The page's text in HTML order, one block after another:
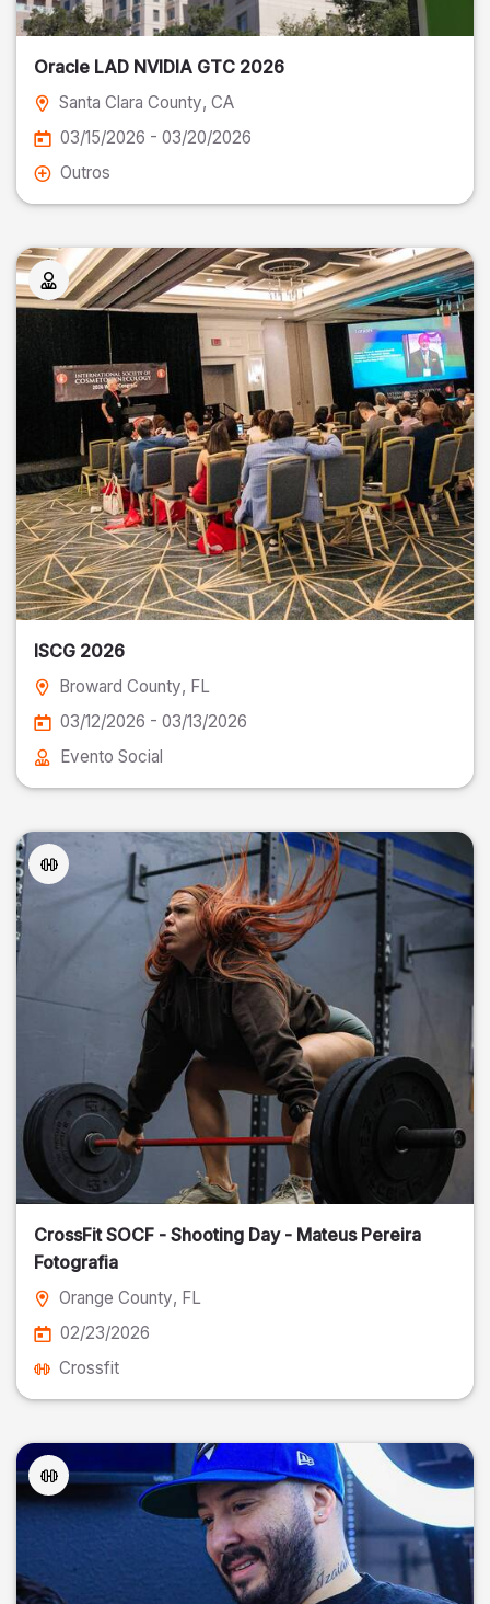
Oracle LAD NVIDIA GTC 2026
Santa Clara County, CA
03/15/2026 - 03/20/2026
Outros
ISCG 2026
Broward County, FL
03/12/2026 - 03/13/2026
Evento Social
CrossFit SOCF - Shooting Day - Mateus Pereira
Fotografia
Orange County, FL
02/23/2026
Crossfit